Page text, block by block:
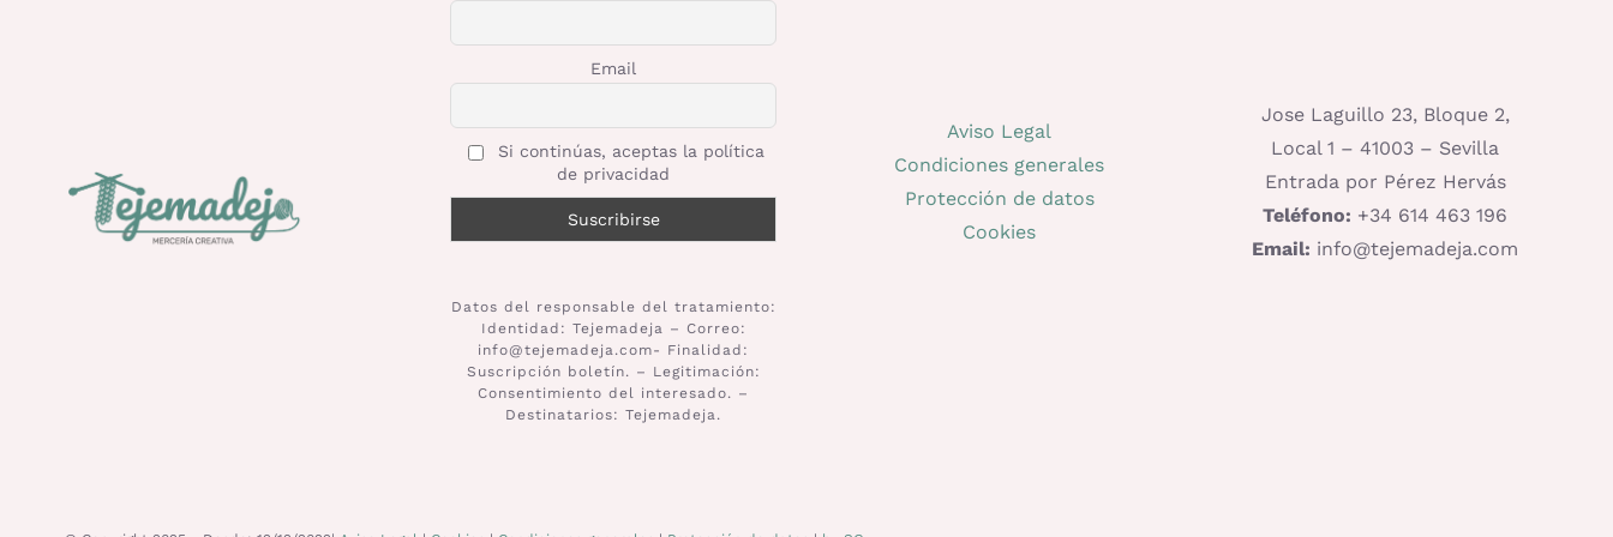
Email
Si continúas, aceptas la política
de privacidad
Datos del responsable del tratamiento:
Identidad: Tejemadeja – Correo:
info@tejemadeja.com- Finalidad:
Suscripción boletín. – Legitimación:
Consentimiento del interesado. –
Destinatarios: Tejemadeja.
Aviso Legal
Condiciones generales
Protección de datos
Cookies
Jose Laguillo 23, Bloque 2,
Local 1 – 41003 – Sevilla
Entrada por Pérez Hervás
Teléfono: +34 614 463 196
Email: info@tejemadeja.com